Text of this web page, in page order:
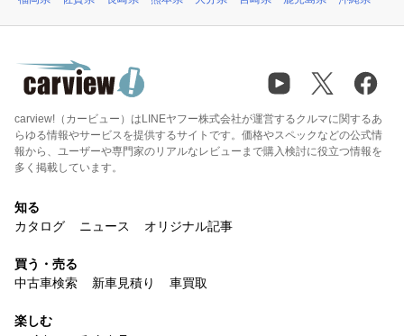
carview!（カービュー）はLINEヤフー株式会社が運営するクルマに関するあ
らゆる情報やサービスを提供するサイトです。価格やスペックなどの公式情
報から、ユーザーや専門家のリアルなレビューまで購入検討に役立つ情報を
多く掲載しています。
知る
カタログ
ニュース オリジナル記事
買う・売る
中古車検索
新車見積り 車買取
楽しむ